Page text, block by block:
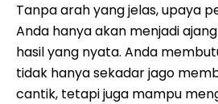
Tanpa arah yang jelas, upaya
Anda hanya akan menjadi
hasil yang nyata. Anda
tidak hanya sekadar jago
cantik, tetapi juga mampu